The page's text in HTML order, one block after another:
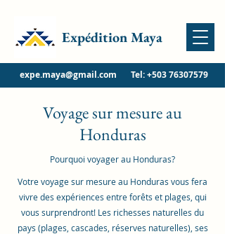
expe.maya@gmail.com Tel:+503 76307579
Expédition Maya
Voyage sur mesure au
Honduras
Pourquoi voyager au Honduras?
Votre voyage sur mesure au Honduras vous fera
vivre des expériences entre forêts et plages, qui
vous surprendront! Les richesses naturelles du
pays (plages, cascades, réserves naturelles), ses